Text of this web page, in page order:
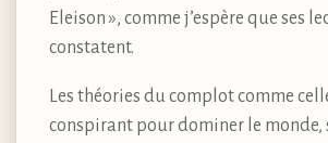
Eleison », comme j’espère que ses
constatent.
Les théories du complot comme
conspirant pour dominer le monde,